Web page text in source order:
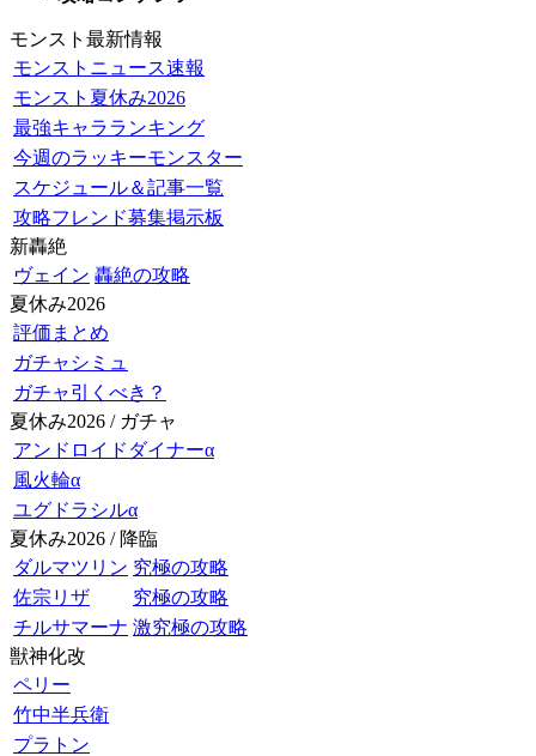
モンスト最新情報
モンストニュース速報
モンスト夏休み2026
最強キャラランキング
今週のラッキーモンスター
スケジュール＆記事一覧
攻略フレンド募集掲示板
新轟絶
ヴェイン 轟絶の攻略
夏休み2026
評価まとめ
ガチャシミュ
ガチャ引くべき？
夏休み2026 / ガチャ
アンドロイドダイナーα
風火輪α
ユグドラシルα
夏休み2026 / 降臨
ダルマツリン 究極の攻略
佐宗リザ
究極の攻略
チルサマーナ 激究極の攻略
獣神化改
ペリー
竹中半兵衛
プラトン